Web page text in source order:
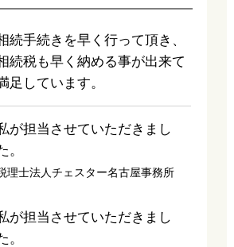
続手続きを早く行って頂き、
続税も早く納める事が出来て
足しています。
が担当させていただきまし
。
理士法人チェスター名古屋事務所
が担当させていただきまし
。